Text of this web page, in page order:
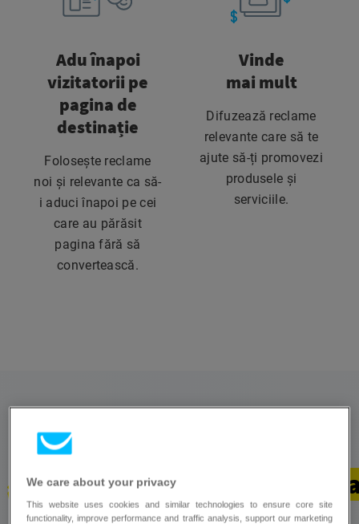
Adu înapoi
vizitatorii pe
pagina de
destinație
Folosește reclame
noi și relevante ca să-
i aduci înapoi pe cei
care au părăsit
pagina fără să
convertească.
Vinde
mai mult
Difuzează reclame
relevante care să te
ajute să-ți promovezi
produsele și
serviciile.
Ieși în evidență cu
We care about your privacy
This website uses cookies and similar technologies to ensure core site
functionality, improve performance and traffic analysis, support our marketing